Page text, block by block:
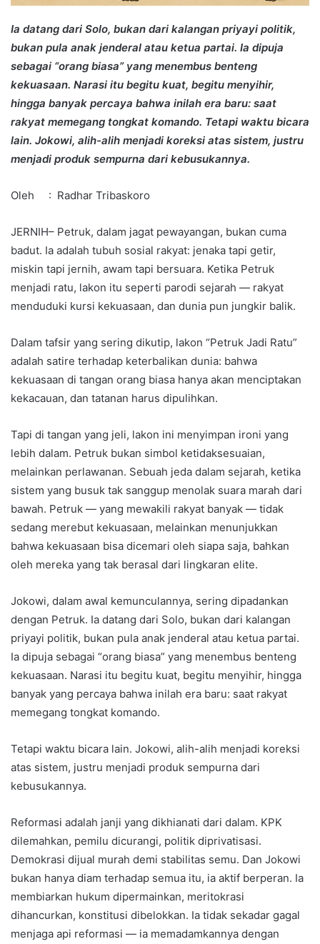
Ia datang dari Solo, bukan dari kalangan priyayi politik,
bukan pula anak jenderal atau ketua partai. Ia dipuja
sebagai “orang biasa” yang menembus benteng
kekuasaan. Narasi itu begitu kuat, begitu menyihir,
hingga banyak percaya bahwa inilah era baru: saat
rakyat memegang tongkat komando. Tetapi waktu bicara
lain. Jokowi, alih-alih menjadi koreksi atas sistem, justru
menjadi produk sempurna dari kebusukannya.
Oleh : Radhar Tribaskoro
JERNIH– Petruk, dalam jagat pewayangan, bukan cuma
badut. Ia adalah tubuh sosial rakyat: jenaka tapi getir,
miskin tapi jernih, awam tapi bersuara. Ketika Petruk
menjadi ratu, lakon itu seperti parodi sejarah — rakyat
menduduki kursi kekuasaan, dan dunia pun jungkir balik.
Dalam tafsir yang sering dikutip, lakon “Petruk Jadi Ratu”
adalah satire terhadap keterbalikan dunia: bahwa
kekuasaan di tangan orang biasa hanya akan menciptakan
kekacauan, dan tatanan harus dipulihkan.
Tapi di tangan yang jeli, lakon ini menyimpan ironi yang
lebih dalam. Petruk bukan simbol ketidaksesuaian,
melainkan perlawanan. Sebuah jeda dalam sejarah, ketika
sistem yang busuk tak sanggup menolak suara marah dari
bawah. Petruk — yang mewakili rakyat banyak — tidak
sedang merebut kekuasaan, melainkan menunjukkan
bahwa kekuasaan bisa dicemari oleh siapa saja, bahkan
oleh mereka yang tak berasal dari lingkaran elite.
Jokowi, dalam awal kemunculannya, sering dipadankan
dengan Petruk. Ia datang dari Solo, bukan dari kalangan
priyayi politik, bukan pula anak jenderal atau ketua partai.
Ia dipuja sebagai “orang biasa” yang menembus benteng
kekuasaan. Narasi itu begitu kuat, begitu menyihir, hingga
banyak yang percaya bahwa inilah era baru: saat rakyat
memegang tongkat komando.
Tetapi waktu bicara lain. Jokowi, alih-alih menjadi koreksi
atas sistem, justru menjadi produk sempurna dari
kebusukannya.
Reformasi adalah janji yang dikhianati dari dalam. KPK
dilemahkan, pemilu dicurangi, politik diprivatisasi.
Demokrasi dijual murah demi stabilitas semu. Dan Jokowi
bukan hanya diam terhadap semua itu, ia aktif berperan. Ia
membiarkan hukum dipermainkan, meritokrasi
dihancurkan, konstitusi dibelokkan. Ia tidak sekadar gagal
menjaga api reformasi — ia memadamkannya dengan